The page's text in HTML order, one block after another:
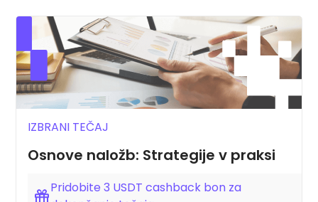
IZBRANI TEČAJ
Osnove naložb: Strategije v praksi
Pridobite 3 USDT cashback bon za